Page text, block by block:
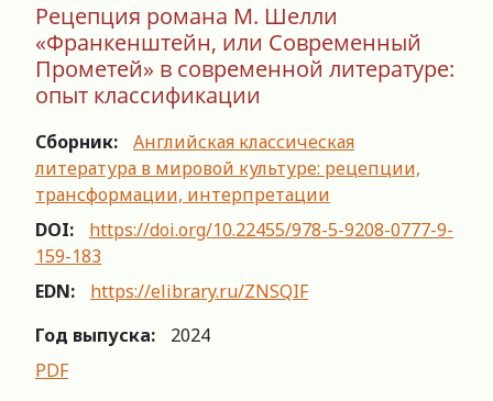
Рецепция романа М. Шелли
«Франкенштейн, или Современный
Прометей» в современной литературе:
опыт классификации
Сборник:
Английская классическая
литература в мировой культуре: рецепции,
трансформации, интерпретации
DOI:
https://doi.org/10.22455/978-5-9208-0777-9-
159-183
EDN:
https://elibrary.ru/ZNSQIF
Год выпуска:
2024
PDF